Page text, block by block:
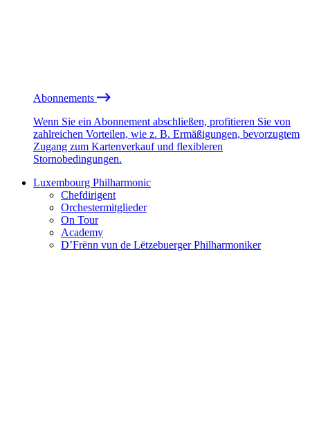
Abonnements
Wenn Sie ein Abonnement abschließen, profitieren Sie von
zahlreichen Vorteilen, wie z. B. Ermäßigungen, bevorzugtem
Zugang zum Kartenverkauf und flexibleren
Stornobedingungen.
Luxembourg Philharmonic
Chefdirigent
Orchestermitglieder
On Tour
Academy
D’Frënn vun de Lëtzebuerger Philharmoniker